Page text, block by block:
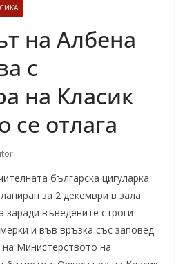
на Албена
с
на Класик
отлага
българска цигуларка
за 2 декември в зала
заради въведените строги
и във връзка със заповед
Министерството на